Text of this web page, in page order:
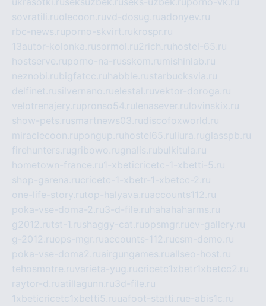
sovratili.ruolecoon.ruvd-dosug.ruadonyev.ru
rbc-news.ruporno-skvirt.rukrospr.ru
13autor-kolonka.rusormol.ru2rich.ru hostel-65.ru
hostserve.ruporno-na-russkom.ru mishinlab.ru
neznobi.rubigfatcc.ru habble.rustarbucksvia.ru
delfinet.rusilvernano.ruelestal.ruvektor-doroga.ru
velotrenajery.rupronso54.ru lenasever.ru lovinskix.ru
show-pets.rusmartnews03.rudiscofoxworld.ru
miraclecoon.rupongup.ru hostel65.ru liura.ruglasspb.ru
firehunters.rugribowo.rugnalis.rubulkitula.ru
hometown-france.ru1-xbeticricetc-1-xbetti-5.ru
shop-garena.rucricetc-1-xbetr-1-xbetcc-2.ru
one-life-story.rutop-halyava.ruaccounts112.ru
poka-vse-doma-2.ru3-d-file.ru hahahaharms.ru
g2012.rutst-1.rushaggy-cat.ruopsmgr.ruev-gallery.ru
g-2012.ruops-mgr.ruaccounts-112.rucsm-demo.ru
poka-vse-doma2.ruairgungames.ruallseo-host.ru
tehosmotre.ruvarieta-yug.rucricetc1xbetr1xbetcc2.ru
raytor-d.ruatillagunn.ru3d-file.ru
1xbeticricetc1xbetti5.ruuafoot-statti.rue-abis1c.ru